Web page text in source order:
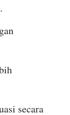
secara